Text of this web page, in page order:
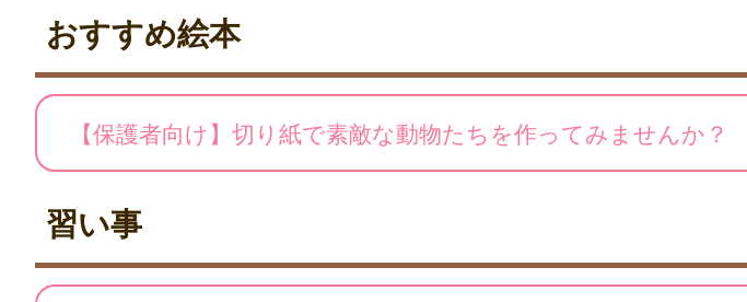
おすすめ絵本
【保護者向け】切り紙で素敵な動物たちを作ってみませんか？
習い事